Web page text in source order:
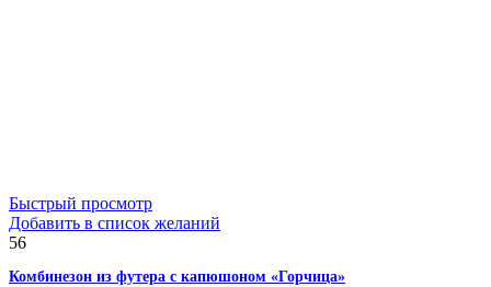
Быстрый просмотр
Добавить в список желаний
56
Комбинезон из футера с капюшоном «Горчица»